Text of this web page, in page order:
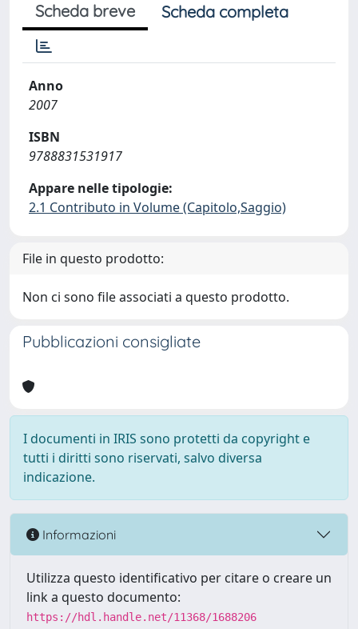
Scheda breve Scheda completa
Anno
2007
ISBN
9788831531917
Appare nelle tipologie:
2.1 Contributo in Volume (Capitolo,Saggio)
File in questo prodotto:
Non ci sono file associati a questo prodotto.
Pubblicazioni consigliate
I documenti in IRIS sono protetti da copyright e
tutti i diritti sono riservati, salvo diversa
indicazione.
Informazioni
Utilizza questo identificativo per citare o creare un
link a questo documento:
https://hdl.handle.net/11368/1688206